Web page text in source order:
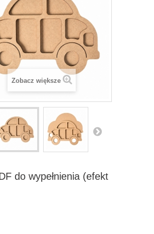
Zobacz większe
do wypełnienia (efekt